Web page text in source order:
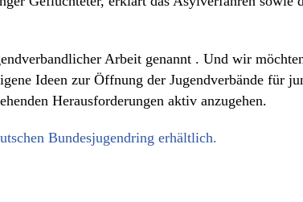
Arbeit genannt . Und wir
Ideen zur Öffnung der Jugendverbände für
Herausforderungen aktiv anzugehen.
Bundesjugendring erhältlich.